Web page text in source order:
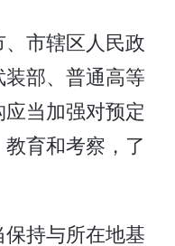
市辖区人民政
部、普通高等
当加强对预定
育和考察，了
持与所在地基